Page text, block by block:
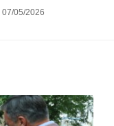
07/05/2026